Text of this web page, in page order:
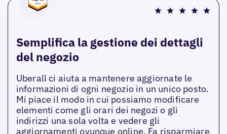
Semplifica la gestione dei dettagli
del negozio
Uberall ci aiuta a mantenere aggiornate le
informazioni di ogni negozio in un unico posto.
Mi piace il modo in cui possiamo modificare
elementi come gli orari dei negozi o gli
indirizzi una sola volta e vedere gli
aggiornamenti ovunque online. Fa risparmiare